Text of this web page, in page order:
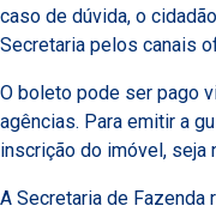
caso de dúvida, o
Secretaria pelos canais
O boleto pode ser pago
agências. Para emitir a
inscrição do imóvel, seja
A Secretaria de Fazenda